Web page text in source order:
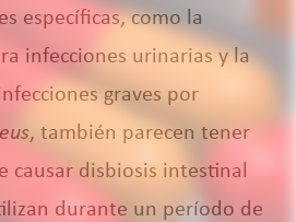
específicas, como la
infecciones urinarias y la
graves por
, también parecen tener
causar disbiosis intestinal
durante un período de